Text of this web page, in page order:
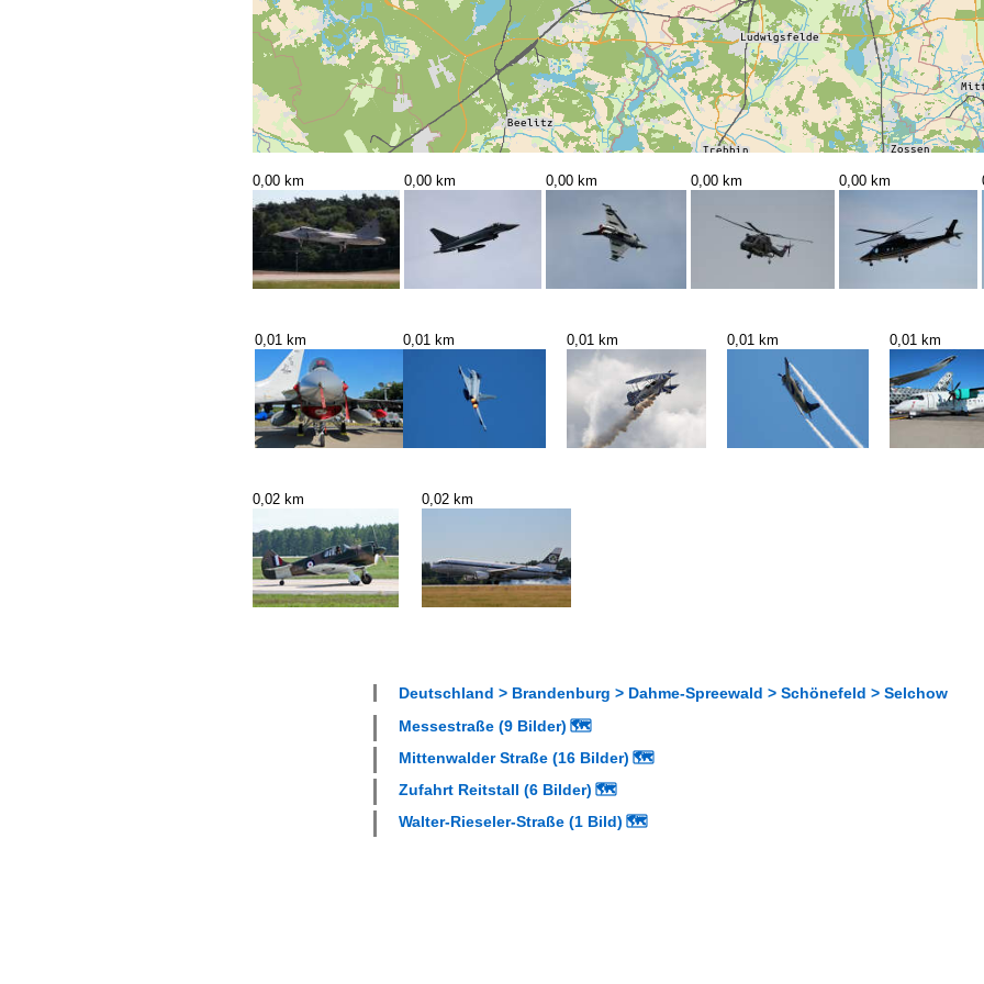
0,00 km 0,00 km 0,00 km 0,00 km 0,00 km
0,01 km 0,01 km 0,01 km 0,01 km 0,01 km
0,02 km 0,02 km
Deutschland > Brandenburg > Dahme-Spreewald > Schönefeld > Selchow
Messestraße (9 Bilder) 🗺
Mittenwalder Straße (16 Bilder) 🗺
Zufahrt Reitstall (6 Bilder) 🗺
Walter-Rieseler-Straße (1 Bild) 🗺